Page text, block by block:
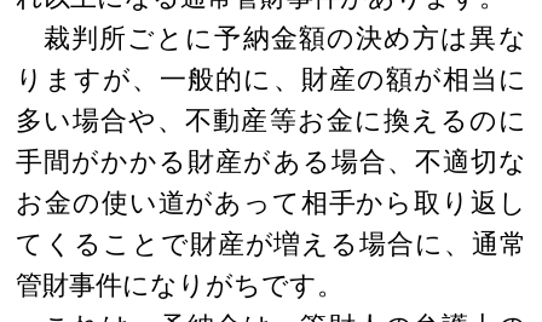
裁判所ごとに予納金額の決め方は異な
りますが、一般的に、財産の額が相当に
多い場合や、不動産等お金に換えるのに
手間がかかる財産がある場合、不適切な
お金の使い道があって相手から取り返し
てくることで財産が増える場合に、通常
管財事件になりがちです。